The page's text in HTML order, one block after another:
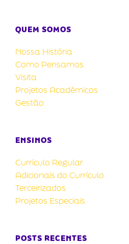
QUEM SOMOS
Nossa História
Como Pensamos
Visita
Projetos Acadêmicos
Gestão
ENSINOS
Currículo Regular
Adicionais do Currículo
Terceirizados
Projetos Especiais
POSTS RECENTES